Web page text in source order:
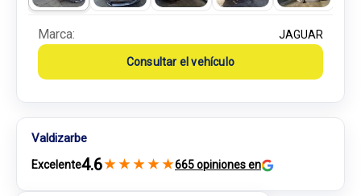
Marca: JAGUAR
Consultar el vehículo
Valdizarbe
Excelente4.6★ ★ ★ ★ ★665 opiniones en